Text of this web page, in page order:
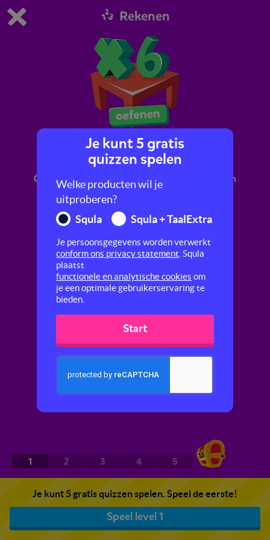
Dit is de gratis demo van Squla.
Bestel nu
Rekenen
Tafel van 6
Oefen de tafel van 6 op verschillende manieren
1 2 3 4 5
Je kunt 5 gratis quizzen spelen. Speel de eerste!
Speel level 1
Je kunt 5 gratis
quizzen spelen
Welke producten wil je
uitproberen?
Squla
Squla + TaalExtra
Je persoonsgegevens worden verwerkt
conform ons privacy statement . Squla
plaatst
functionele en analytische cookies om
je een optimale gebruikerservaring te
bieden.
Start